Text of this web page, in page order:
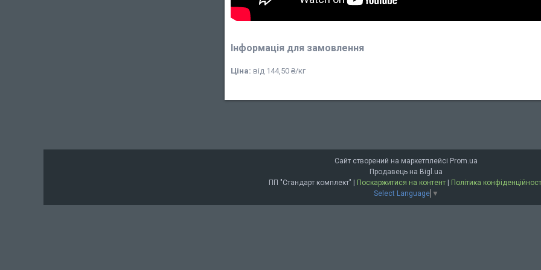
Інформація для замовлення
Ціна: від 144,50 ₴/кг
Сайт створений на маркетплейсі Prom.ua
Продавець на Bigl.ua
ПП "Стандарт комплект" | Поскаржитися на контент | Політика
Select Language ▼